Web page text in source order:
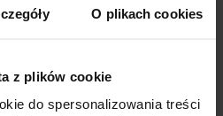
O plikach cookies
z plików cookie
do spersonalizowania treści